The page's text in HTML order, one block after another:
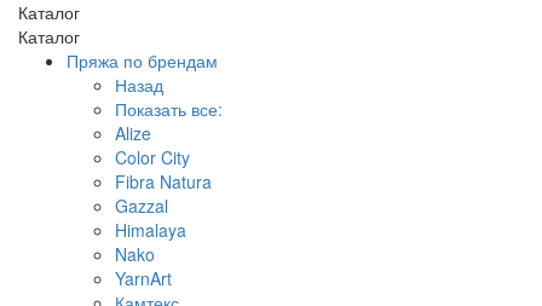
Каталог
Каталог
Пряжа по брендам
Назад
Показать все:
Alize
Color City
Fibra Natura
Gazzal
Himalaya
Nako
YarnArt